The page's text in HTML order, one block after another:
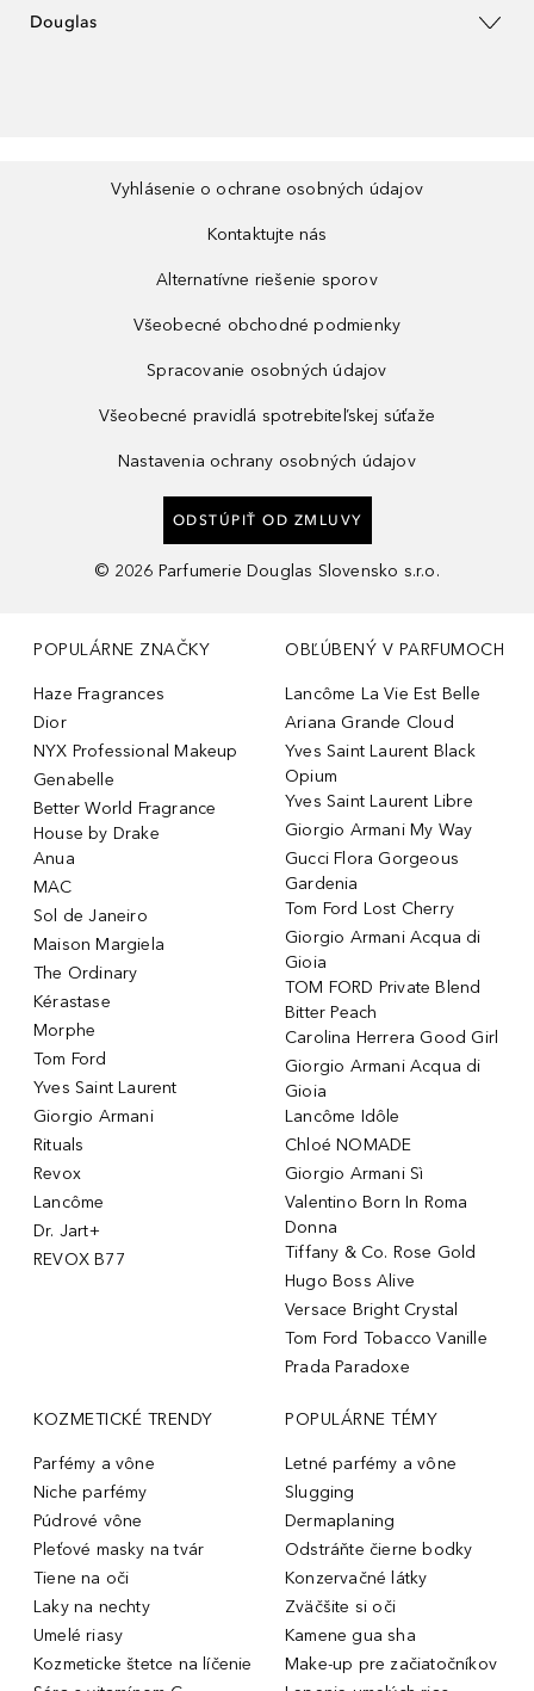
Douglas
Vyhlásenie o ochrane osobných údajov
Kontaktujte nás
Alternatívne riešenie sporov
Všeobecné obchodné podmienky
Spracovanie osobných údajov
Všeobecné pravidlá spotrebiteľskej súťaže
Nastavenia ochrany osobných údajov
ODSTÚPIŤ OD ZMLUVY
© 2026 Parfumerie Douglas Slovensko s.r.o.
POPULÁRNE ZNAČKY
Haze Fragrances
Dior
NYX Professional Makeup
Genabelle
Better World Fragrance
House by Drake
Anua
MAC
Sol de Janeiro
Maison Margiela
The Ordinary
Kérastase
Morphe
Tom Ford
Yves Saint Laurent
Giorgio Armani
Rituals
Revox
Lancôme
Dr. Jart+
REVOX B77
OBĽÚBENÝ V PARFUMOCH
Lancôme La Vie Est Belle
Ariana Grande Cloud
Yves Saint Laurent Black
Opium
Yves Saint Laurent Libre
Giorgio Armani My Way
Gucci Flora Gorgeous
Gardenia
Tom Ford Lost Cherry
Giorgio Armani Acqua di
Gioia
TOM FORD Private Blend
Bitter Peach
Carolina Herrera Good Girl
Giorgio Armani Acqua di
Gioia
Lancôme Idôle
Chloé NOMADE
Giorgio Armani Sì
Valentino Born In Roma
Donna
Tiffany & Co. Rose Gold
Hugo Boss Alive
Versace Bright Crystal
Tom Ford Tobacco Vanille
Prada Paradoxe
KOZMETICKÉ TRENDY
Parfémy a vône
Niche parfémy
Púdrové vône
Pleťové masky na tvár
Tiene na oči
Laky na nechty
Umelé riasy
Kozmeticke štetce na líčenie
POPULÁRNE TÉMY
Letné parfémy a vône
Slugging
Dermaplaning
Odstráňte čierne bodky
Konzervačné látky
Zväčšite si oči
Kamene gua sha
Make-up pre začiatočníkov